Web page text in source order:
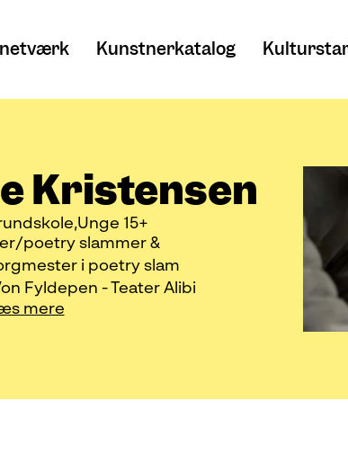
Kunstnerkatalog
Kristensen
Unge 15+
poetry slammer &
i poetry slam
Fyldepen - Teater Alibi
mere